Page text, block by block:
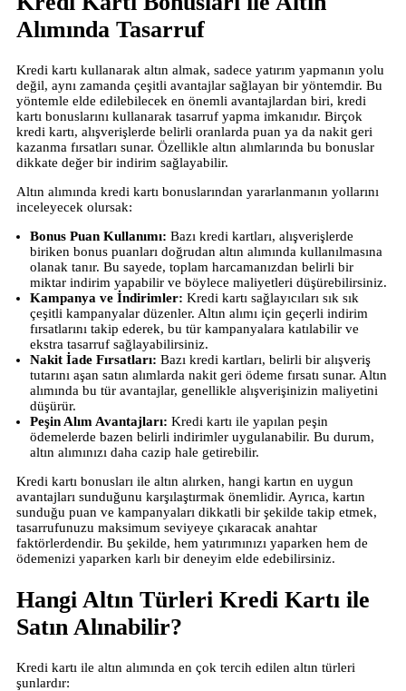
Alımında Tasarruf
Kredi kartı kullanarak altın almak, sadece yatırım yapmanın yolu
değil, aynı zamanda çeşitli avantajlar sağlayan bir yöntemdir. Bu
yöntemle elde edilebilecek en önemli avantajlardan biri, kredi
kartı bonuslarını kullanarak tasarruf yapma imkanıdır. Birçok
kredi kartı, alışverişlerde belirli oranlarda puan ya da nakit geri
kazanma fırsatları sunar. Özellikle altın alımlarında bu bonuslar
dikkate değer bir indirim sağlayabilir.
Altın alımında kredi kartı bonuslarından yararlanmanın yollarını
inceleyecek olursak:
Bonus Puan Kullanımı: Bazı kredi kartları, alışverişlerde
biriken bonus puanları doğrudan altın alımında kullanılmasına
olanak tanır. Bu sayede, toplam harcamanızdan belirli bir
miktar indirim yapabilir ve böylece maliyetleri düşürebilirsiniz.
Kampanya ve İndirimler: Kredi kartı sağlayıcıları sık sık
çeşitli kampanyalar düzenler. Altın alımı için geçerli indirim
fırsatlarını takip ederek, bu tür kampanyalara katılabilir ve
ekstra tasarruf sağlayabilirsiniz.
Nakit İade Fırsatları: Bazı kredi kartları, belirli bir alışveriş
tutarını aşan satın alımlarda nakit geri ödeme fırsatı sunar. Altın
alımında bu tür avantajlar, genellikle alışverişinizin maliyetini
düşürür.
Peşin Alım Avantajları: Kredi kartı ile yapılan peşin
ödemelerde bazen belirli indirimler uygulanabilir. Bu durum,
altın alımınızı daha cazip hale getirebilir.
Kredi kartı bonusları ile altın alırken, hangi kartın en uygun
avantajları sunduğunu karşılaştırmak önemlidir. Ayrıca, kartın
sunduğu puan ve kampanyaları dikkatli bir şekilde takip etmek,
tasarrufunuzu maksimum seviyeye çıkaracak anahtar
faktörlerdendir. Bu şekilde, hem yatırımınızı yaparken hem de
ödemenizi yaparken karlı bir deneyim elde edebilirsiniz.
Hangi Altın Türleri Kredi Kartı ile
Satın Alınabilir?
Kredi kartı ile altın alımında en çok tercih edilen altın türleri
şunlardır: